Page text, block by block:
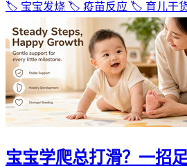
🏷️ 宝宝发烧 🏷️ 疫苗反应 🏷️ 育儿干
宝宝学爬总打滑？一招